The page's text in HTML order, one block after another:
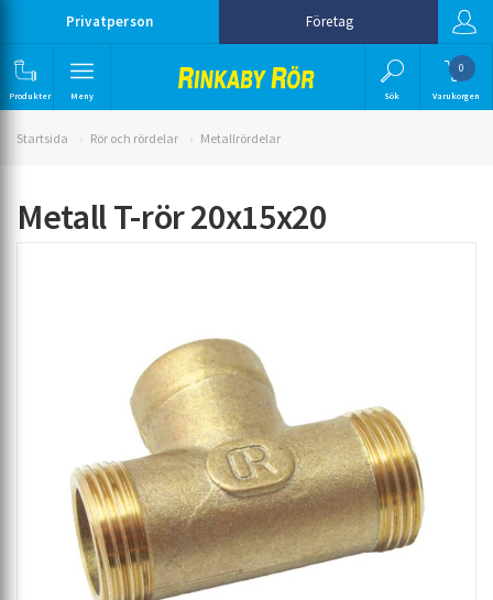
Privatperson Företag
Produkter Meny Sök
0
Varukorgen
Startsida Rör och rördelar Metallrördelar
Metall T-rör 20x15x20